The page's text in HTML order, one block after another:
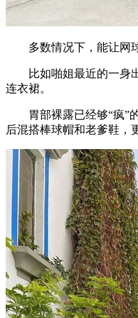
多数情况下，能让网球
比如啪姐最近的一身出
连衣裙。
胃部裸露已经够“疯”的
后混搭棒球帽和老爹鞋，